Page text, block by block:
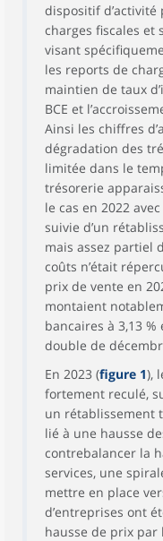
dispositif
charges fiscales et
visant
les reports de
maintien de taux
BCE et
Ainsi les chiffres
dégradation des
limitée dans le
trésorerie
le cas en 2022
suivie d’un
mais assez partiel
coûts n’était
prix de vente en
montaient
bancaires à 3,13
double de
En 2023 (figure 1),
fortement reculé,
un rétablissement
lié à une hausse
contrebalancer la
services, une
mettre en place
d’entreprises ont
hausse de prix